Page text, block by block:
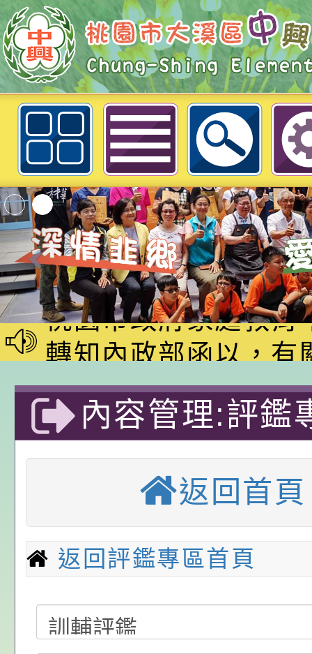
評鑑專區-家庭教育專區-桃園市大
「2026桃園市孔廟
動—儒門初開 智慧
桃園市政府家庭教育
家8月課程資訊」、
「愛『原原』不絕-
樂會」、「邁向下一
列講座及成長團體
轉知內政部函以，有
赴陸應申請許可一案
期第1次第7-9招代課
甄選公告
本校「115學年度國
校課程計畫」核定一
轉知教育部國民及學
辦理「115年度教育
前教育署辦理性別
置課程與教學人才庫
畫」一案， 請教師
請，請查照。
公告:桃園市政府腸
施問答集
轉知:桃園市交通局
減碳存摺2.0」全民
桃園市政府家庭教育
年度祖孫樂淘桃－祖
祝活動」海報電子檔
轉知有關銓敘部建置
員退休所得重審後實
「2026桃園市孔廟
內容管理:評鑑
庭教育專區-桃
區中興國民小
育國小
返回首頁
返回評鑑專區首頁